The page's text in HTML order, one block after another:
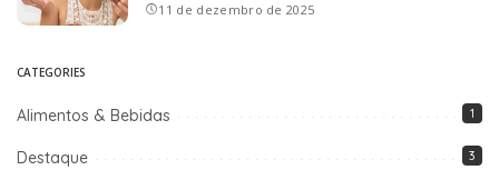
11 de dezembro de 2025
CATEGORIES
Alimentos & Bebidas 1
Destaque 3